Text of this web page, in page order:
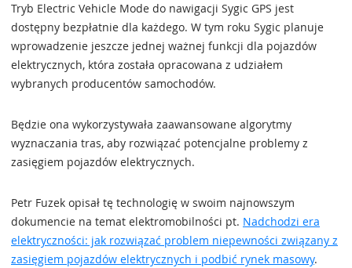
Tryb Electric Vehicle Mode do nawigacji Sygic GPS jest
dostępny bezpłatnie dla każdego. W tym roku Sygic planuje
wprowadzenie jeszcze jednej ważnej funkcji dla pojazdów
elektrycznych, która została opracowana z udziałem
wybranych producentów samochodów.
Będzie ona wykorzystywała zaawansowane algorytmy
wyznaczania tras, aby rozwiązać potencjalne problemy z
zasięgiem pojazdów elektrycznych.
Petr Fuzek opisał tę technologię w swoim najnowszym
dokumencie na temat elektromobilności pt. Nadchodzi era
elektryczności: jak rozwiązać problem niepewności związany z
zasięgiem pojazdów elektrycznych i podbić rynek masowy.